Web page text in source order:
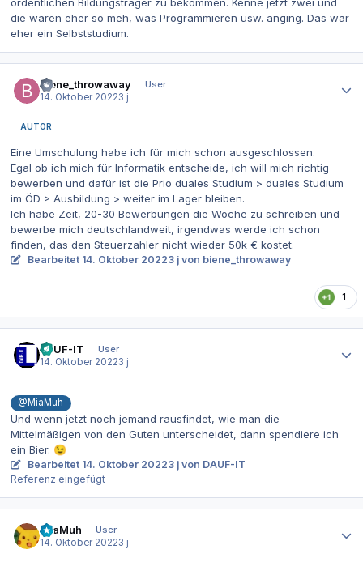
die waren eher so meh, was Programmieren usw. anging. Das war
eher ein Selbststudium.
biene_throwaway
User
14. Oktober 20223 j
AUTOR
Eine Umschulung habe ich für mich schon ausgeschlossen.
Egal ob ich mich für Informatik entscheide, ich will mich richtig
bewerben und dafür ist die Prio duales Studium > duales Studium
im ÖD > Ausbildung > weiter im Lager bleiben.
Ich habe Zeit, 20-30 Bewerbungen die Woche zu schreiben und
bewerbe mich deutschlandweit, irgendwas werde ich schon
finden, das den Steuerzahler nicht wieder 50k € kostet.
Bearbeitet 14. Oktober 20223 j von biene_throwaway
1
DAUF-IT
User
14. Oktober 20223 j
@MiaMuh
Und wenn jetzt noch jemand rausfindet, wie man die
Mittelmäßigen von den Guten unterscheidet, dann spendiere ich
ein Bier. 😉
Bearbeitet 14. Oktober 20223 j von DAUF-IT
Referenz eingefügt
MiaMuh
User
14. Oktober 20223 j